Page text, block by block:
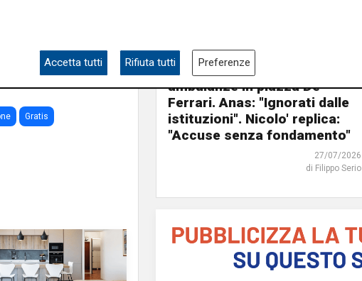
Liguria seguiteci sul
Facebook.
Gratis
La denuncia
Caro carburante, corteo di
ambulanze in piazza De
Ferrari. Anas: "Ignorati dalle
istituzioni". Nicolo' replica:
"Accuse senza fondamento"
27/07/2026
di Filippo Serio
Accetta tutti Rifiuta tutti Preferenze